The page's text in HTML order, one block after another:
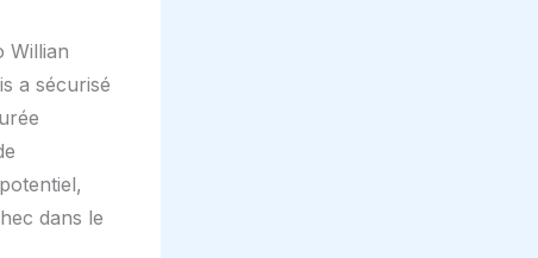
Willian
a sécurisé
dans le